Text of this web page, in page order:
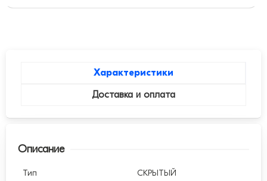
Характеристики
Доставка и оплата
Описание
Тип СКРЫТЫЙ